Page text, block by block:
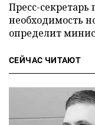
Пресс-
необходимость
определит
СЕЙЧАС ЧИТАЮТ